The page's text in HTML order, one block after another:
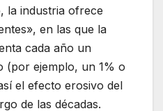
la industria ofrece
en las que la
cada año un
(por ejemplo, un 1% o
el efecto erosivo del
de las décadas.